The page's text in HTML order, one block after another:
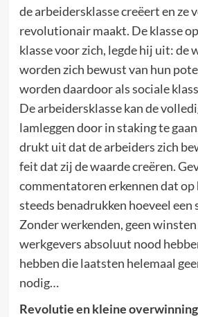
de arbeidersklasse creëert en ze
revolutionair maakt. De klasse
klasse voor zich, legde hij uit: de
worden zich bewust van hun
worden daardoor als sociale
De arbeidersklasse kan de
lamleggen door in staking te
drukt uit dat de arbeiders zich
feit dat zij de waarde creëren.
commentatoren erkennen dat op
steeds benadrukken hoeveel een
Zonder werkenden, geen
werkgevers absoluut nood
hebben die laatsten helemaal
nodig…
Revolutie en kleine